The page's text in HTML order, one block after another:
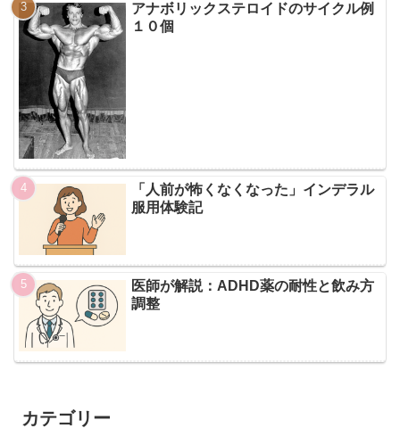
アナボリックステロイドのサイクル例
１０個
「人前が怖くなくなった」インデラル
服用体験記
医師が解説：ADHD薬の耐性と飲み方
調整
カテゴリー